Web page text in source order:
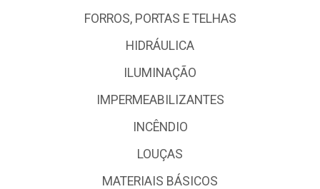
FORROS, PORTAS E TELHAS
HIDRÁULICA
ILUMINAÇÃO
IMPERMEABILIZANTES
INCÊNDIO
LOUÇAS
MATERIAIS BÁSICOS